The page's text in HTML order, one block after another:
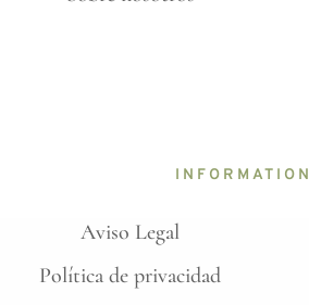
INFORMATION
Aviso Legal
Política de privacidad